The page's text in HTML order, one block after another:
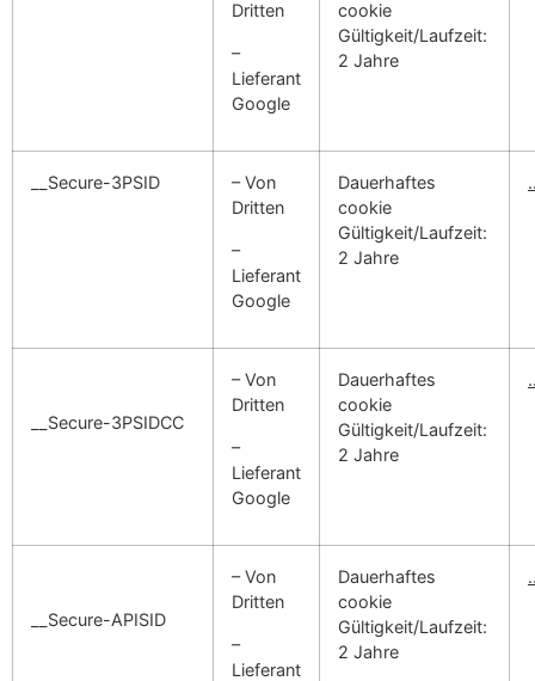
Dritten
–
Lieferant
Google
cookie
Gültigkeit/Laufzeit:
2 Jahre
__Secure-3PSID
– Von
Dritten
–
Lieferant
Google
Dauerhaftes
cookie
Gültigkeit/Laufzeit:
2 Jahre
__Secure-3PSIDCC
– Von
Dritten
–
Lieferant
Google
Dauerhaftes
cookie
Gültigkeit/Laufzeit:
2 Jahre
__Secure-APISID
– Von
Dritten
–
Lieferant
Dauerhaftes
cookie
Gültigkeit/Laufzeit:
2 Jahre